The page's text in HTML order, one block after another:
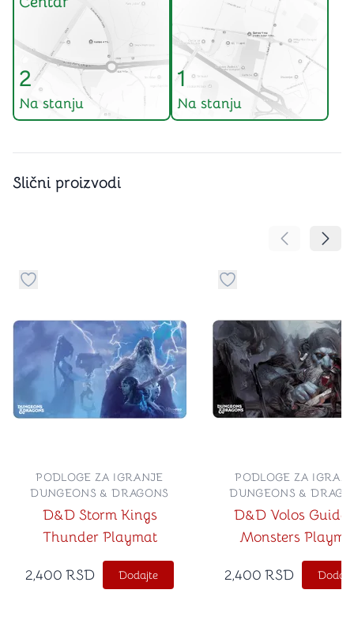
2
Na stanju
1
Na stanju
Slični proizvodi
Pomeranje
Dugme za dodavanje stvari u kategoriju omiljeno
D&D Storm Kings
Thunder Playmat
PODLOGE ZA IGRANJE
DUNGEONS & DRAGONS
2,400 RSD Dodajte
Dugme za dodavanje
D&D Volos Guide
Monsters
PODLOGE ZA
DUNGEONS &
2,400 RSD